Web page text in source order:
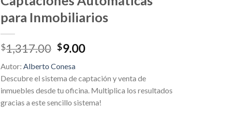
para Inmobiliarios
$1,317.00 Original
was:
$1,317.00.
$9.00Current
$9.00.
Autor: Alberto Conesa
Descubre el sistema de captación y venta de
inmuebles desde tu oficina. Multiplica los resultados
gracias a este sencillo sistema!